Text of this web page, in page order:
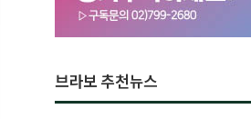
브라보 추천뉴스